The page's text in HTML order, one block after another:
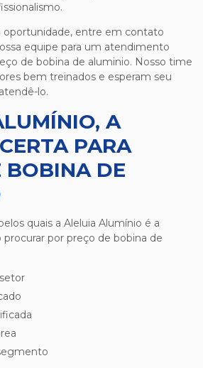
oportunidade, entre em contato
equipe para um atendimento
de bobina de aluminio. Nosso time
bem treinados e esperam seu
lo.
A
PARA
BOBINA DE
quais a Aleluia Alumínio é a
procurar por preço de bobina de